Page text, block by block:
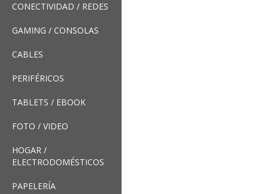
CONECTIVIDAD / REDES
GAMING / CONSOLAS
CABLES
PERIFÉRICOS
TABLETS / EBOOK
FOTO / VIDEO
HOGAR /
ELECTRODOMÉSTICOS
PAPELERÍA